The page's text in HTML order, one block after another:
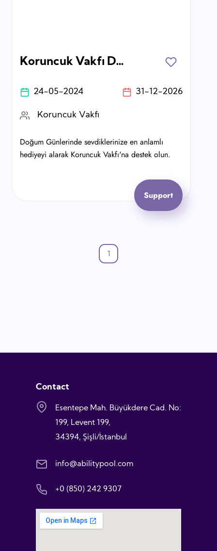
Koruncuk Vakfı Doğum Günü Sertifikası
24-05-2024 31-12-2026
Koruncuk Vakfı
Doğum Günlerinde sevdiklerinize en anlamlı
hediyeyi alarak Koruncuk Vakfı'na destek olun.
Support
1
Contact
Esentepe Mah. Büyükdere Cad. No:
199, Levent 199,
34394, Şişli/İstanbul
info@abilitypool.com
+0 (850) 242 9307